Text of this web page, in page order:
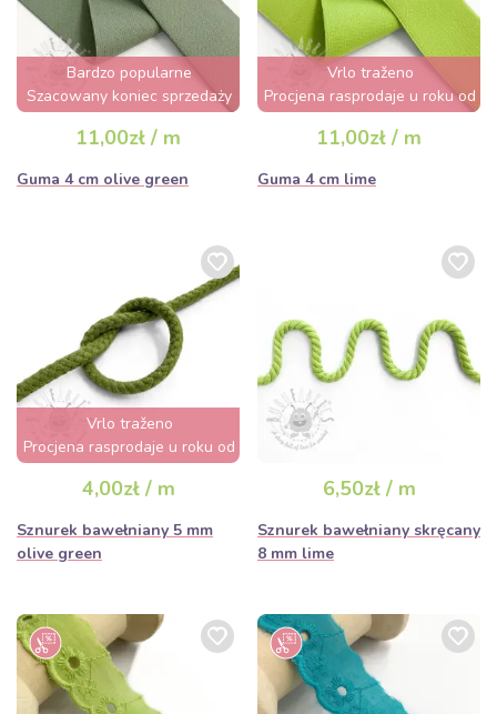
Bardzo popularne
Szacowany koniec sprzedaży
11,00zł / m
Guma 4 cm olive green
Vrlo traženo
Procjena rasprodaje u roku od
11,00zł / m
Guma 4 cm lime
Vrlo traženo
Procjena rasprodaje u roku od
4,00zł / m
Sznurek bawełniany 5 mm
olive green
6,50zł / m
Sznurek bawełniany skręcany
8 mm lime